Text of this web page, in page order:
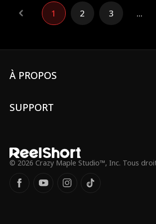
sens du devoir s'effrite
cet époux imprévu.
1 2 3 ...
À PROPOS
SUPPORT
© 2026 Crazy Maple Studio™, Inc. Tous